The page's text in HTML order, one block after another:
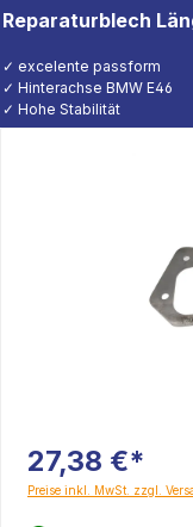
Reparaturblech
✓ excelente passform
✓ Hinterachse BMW E46
✓ Hohe Stabilität
27,38 €*
Preise inkl. MwSt. zzgl.